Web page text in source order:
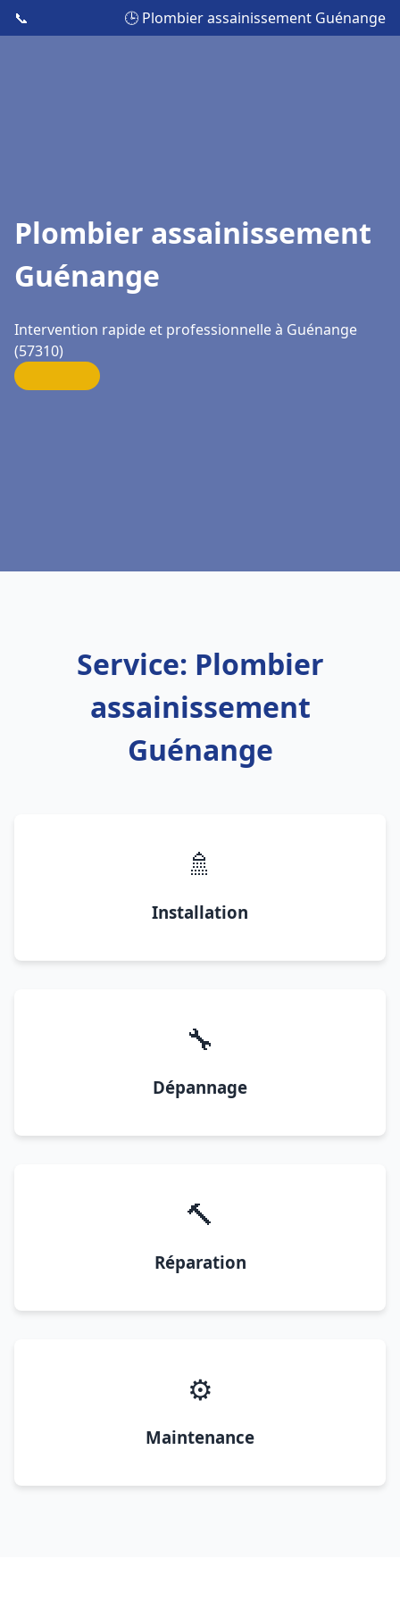
📞 🕒 Plombier assainissement Guénange
Plombier assainissement
Guénange
Intervention rapide et professionnelle à Guénange
(57310)
Service: Plombier
assainissement
Guénange
🚿
Installation
🔧
Dépannage
🔨
Réparation
⚙️
Maintenance